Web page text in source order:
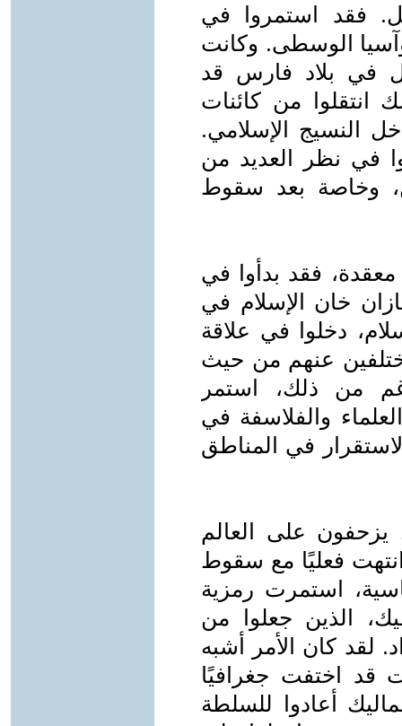
فقد استمروا في
الوسطى. وكانت
في بلاد فارس قد
انتقلوا من كائنات
النسيج الإسلامي.
في نظر العديد من
وخاصة بعد سقوط
فقد بدأوا في
خان الإسلام في
دخلوا في علاقة
عنهم من حيث
من ذلك، استمر
والفلاسفة في
في المناطق
على العالم
انتهت فعليًا مع سقوط
استمرت رمزية
الذين جعلوا من
لقد كان الأمر أشبه
قد اختفت جغرافيًا
أعادوا للسلطة